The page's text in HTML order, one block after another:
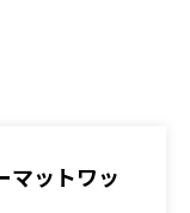
マットワッ